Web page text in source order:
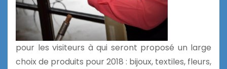
pour les visiteurs à qui seront proposé un large
choix de produits pour 2018 : bijoux, textiles, fleurs,